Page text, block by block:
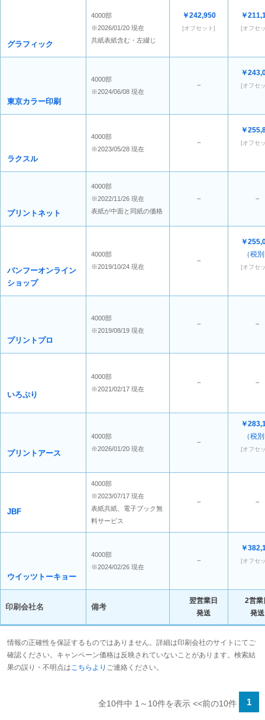
グラフィック
4000部
※2026/01/20 現在
共紙表紙含む・左綴じ
￥242,950
[オフセット]
￥
[オフセ
東京カラー印刷
4000部
※2024/06/08 現在
－
￥
[オフセ
ラクスル
4000部
※2023/05/28 現在
－
￥
[オフセ
プリントネット
4000部
※2022/11/26 現在
表紙が中面と同紙の価格
－ －
バンフーオンライン
ショップ
4000部
※2019/10/24 現在
－
￥
（税
[オフセ
プリントプロ
4000部
※2019/08/19 現在
－ －
いろぷり
4000部
※2021/02/17 現在
－ －
プリントアース
4000部
※2026/01/20 現在
－
￥
（税
[オフセ
JBF
4000部
※2023/07/17 現在
表紙共紙、電子ブック無
料サービス
－ －
ウイッツトーキョー
4000部
※2024/02/26 現在
－
￥
[オフセ
印刷会社名 備考
翌営業日
発送
2営業
発送
情報の正確性を保証するものではありません。詳細は印刷会社のサイトにてご
確認ください。キャンペーン価格は反映されていないことがあります。検索結
果の誤り・不明点は こちらより ご連絡ください。
1
<<前の10件
全10件中 1～10件を表示